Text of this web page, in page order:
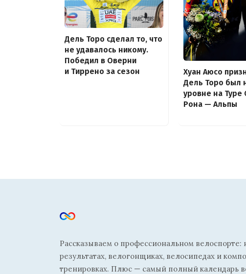
Дель Торо сделал то, что
не удавалось никому.
Победил в Оверни
и Тиррено за сезон
Хуан Аюсо
Дель Торо был
уровне на
Рона — Альпы
Рассказываем о профессиональном велоспорте:
результатах, велогонщиках, велосипедах и
тренировках. Плюс — самый полный календарь